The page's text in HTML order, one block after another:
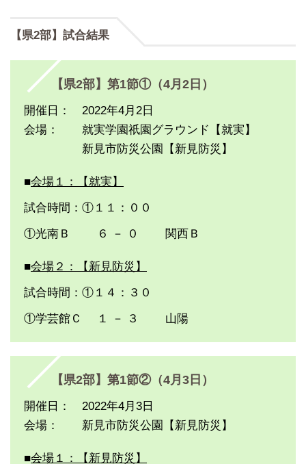
【県2部】試合結果
【県2部】第1節①（4月2日）
開催日： 2022年4月2日
会場： 就実学園祇園グラウンド【就実】
新見市防災公園【新見防災】
■会場１：【就実】
試合時間：①１１：００
①光南Ｂ ６ － ０ 関西Ｂ
■会場２：【新見防災】
試合時間：①１４：３０
①学芸館Ｃ １ － ３ 山陽
【県2部】第1節②（4月3日）
開催日： 2022年4月3日
会場： 新見市防災公園【新見防災】
■会場１：【新見防災】